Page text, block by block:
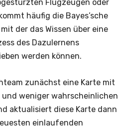
Flugzeugen oder
häufig die Bayes’sche
der das Wissen über eine
des Dazulernens
werden können.
zunächst eine Karte mit
weniger wahrscheinlichen
aktualisiert diese Karte dann
einlaufenden